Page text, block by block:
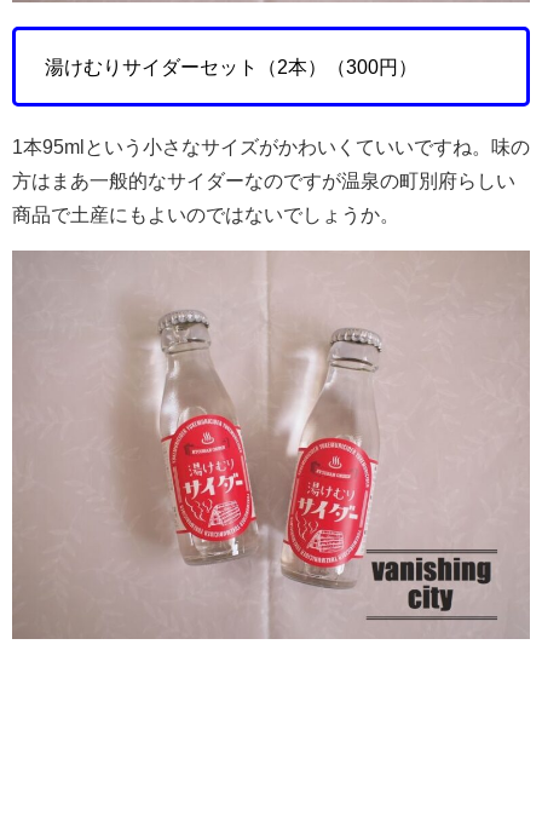
湯けむりサイダーセット（2本）（300円）
1本95mlという小さなサイズがかわいくていいですね。味の
方はまあ一般的なサイダーなのですが温泉の町別府らしい
商品で土産にもよいのではないでしょうか。